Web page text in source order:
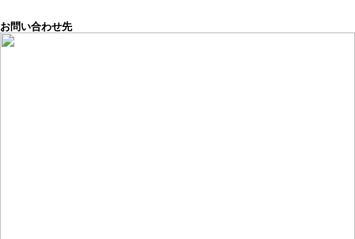
お問い合わせ先